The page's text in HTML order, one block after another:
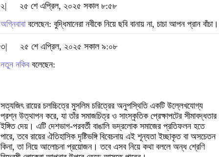
২|
২৫ শে এপ্রিল, ২০২৫ সকাল ৮:৫৮
অগ্নিবাবাবলেছেন: বুদ্ধিমানেরা নবীকে নিয়ে ছবি বানায় না, চাচা আপন প্রান বাঁচা।
৩|
২৫ শে এপ্রিল, ২০২৫ সকাল ৯:০৮
নতুন নকিব বলেছেন:
সত্যজিৎ রায়ের চলচ্চিত্রে মুসলিম চরিত্রের অনুপস্থিতি একটি উল্লেখযোগ্য
প্রশ্ন উত্থাপন করে, যা তাঁর সমাজচিত্র ও সাংস্কৃতিক প্রেক্ষাপটের সীমাবদ্ধতার
ইঙ্গিত দেয়। এটি দেশভাগ-পরবর্তী বাঙালি ভদ্রলোক সমাজের প্রতিফলন হতে
পারে, তবে রায়ের ঐতিহাসিক দৃষ্টিভঙ্গি বিবেচনায় এই শূন্যতা ইচ্ছাকৃত বা অসচেতন
কিনা, তা নিয়ে আলোচনা প্রয়োজন। তবে এসব নিয়ে কথা বললে অন্ধ শ্রেণি